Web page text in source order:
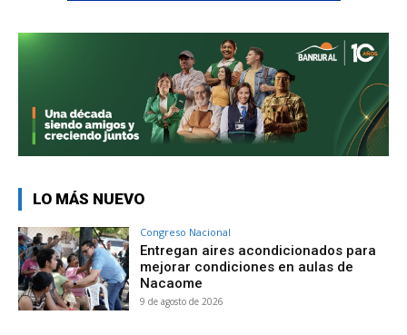
LO MÁS NUEVO
Congreso Nacional
Entregan aires acondicionados para
mejorar condiciones en aulas de
Nacaome
9 de agosto de 2026